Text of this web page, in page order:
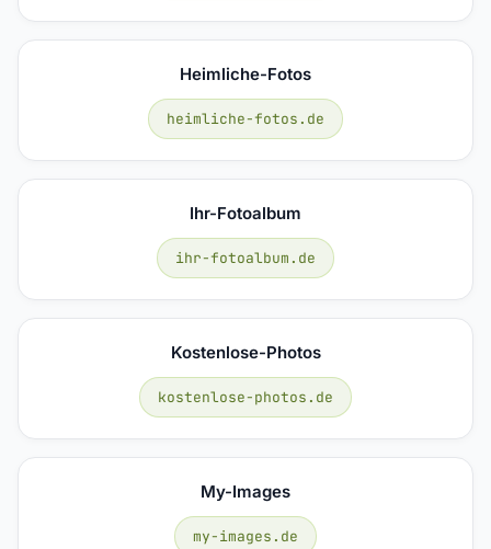
Heimliche-Fotos
heimliche-fotos.de
Ihr-Fotoalbum
ihr-fotoalbum.de
Kostenlose-Photos
kostenlose-photos.de
My-Images
my-images.de